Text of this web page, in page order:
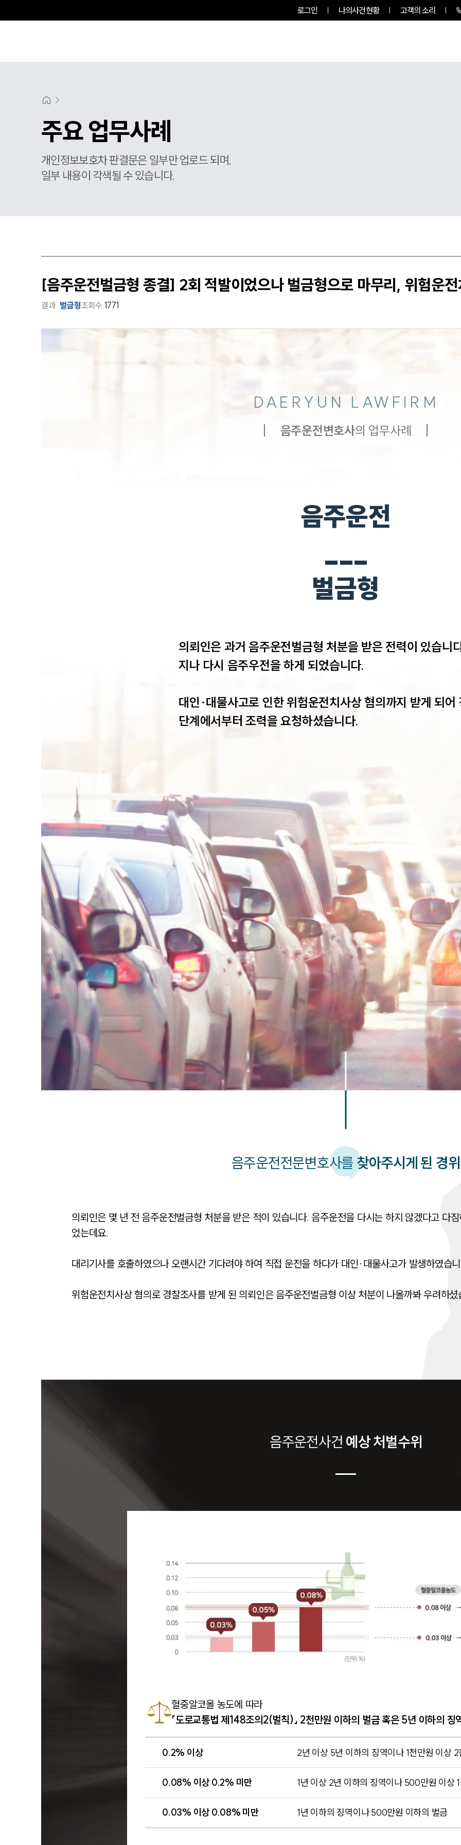
로그인 나의사건현황 고객의 소리
주요 업무사례
개인정보보호차 판결문은 일부만 업로드 되며,
일부 내용이 각색될 수 있습니다.
[음주운전벌금형 종결] 2회 적발이었으나 벌금형으로 마무리, 위험운
결과 벌금형조회수 1771
DAERYUN LAWFIRM
음주운전변호사의 업무사례
음주운전
___
벌금형
의뢰인은 과거 음주운전벌금형 처분을 받은 전력이 있습니
지나 다시 음주우전을 하게 되었습니다.
대인·대물사고로 인한 위험운전치사상 혐의까지 받게 되
단계에서부터 조력을 요청하셨습니다.
음주운전전문변호사를 찾아주시게 된 경위
의뢰인은 몇 년 전 음주운전벌금형 처분을 받은 적이 있습니다. 음주운전을 다시는 하지 않겠다고 다
었는데요.
대리기사를 호출하였으나 오랜시간 기다려야 하여 직접 운전을 하다가 대인·대물사고가 발생하였습
위험운전치사상 혐의로 경찰조사를 받게 된 의뢰인은 음주운전벌금형 이상 처분이 나올까봐 우려하
음주운전사건 예상 처벌수위
혈중알코올 농도에 따라
「도로교통법 제148조의2(벌칙)」 2천만원 이하의 벌금 혹은 5년 이하의 징
0.2% 이상 2년 이상 5년 이하의 징역이나 1천만원 이상
0.08% 이상 0.2% 미만 1년 이상 2년 이하의 징역이나 500만원 이상
0.03% 이상 0.08% 미만 1년 이하의 징역이나 500만원 이하의 벌금